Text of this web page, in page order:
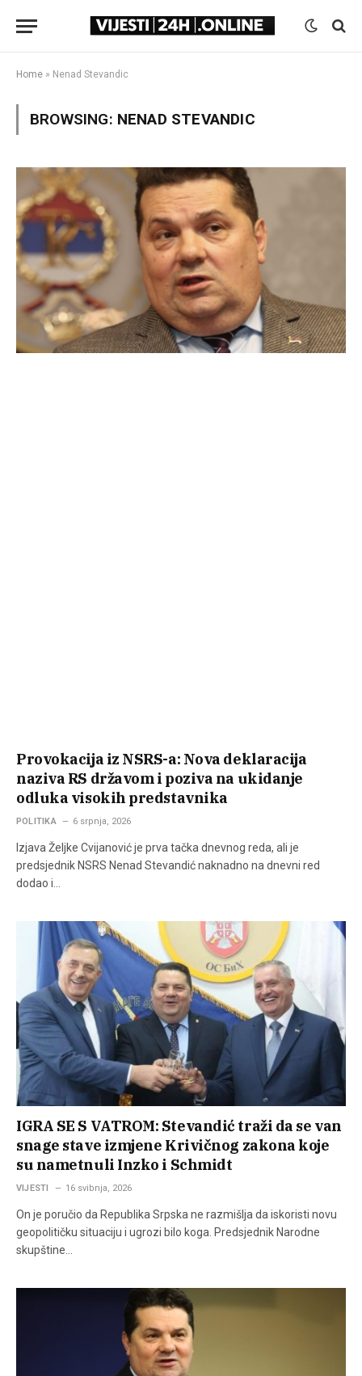
Home » Nenad Stevandic
BROWSING: NENAD STEVANDIC
Provokacija iz NSRS-a: Nova deklaracija
naziva RS državom i poziva na ukidanje
odluka visokih predstavnika
POLITIKA 6 srpnja, 2026
Izjava Željke Cvijanović je prva tačka dnevnog reda, ali je
predsjednik NSRS Nenad Stevandić naknadno na dnevni red
dodao i…
IGRA SE S VATROM: Stevandić traži da se van
snage stave izmjene Krivičnog zakona koje
su nametnuli Inzko i Schmidt
VIJESTI 16 svibnja, 2026
On je poručio da Republika Srpska ne razmišlja da iskoristi novu
geopolitičku situaciju i ugrozi bilo koga. Predsjednik Narodne
skupštine…